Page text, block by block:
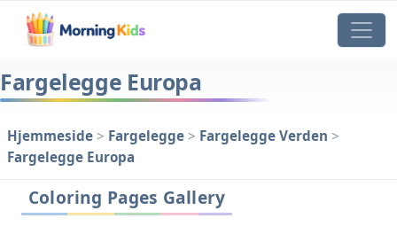
Fargelegge Europa
Hjemmeside > Fargelegge > Fargelegge Verden >
Fargelegge Europa
Coloring Pages Gallery